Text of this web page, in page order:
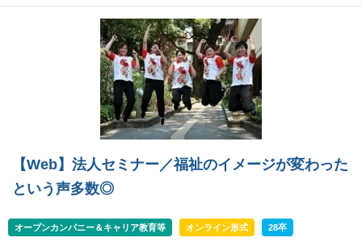
【Web】法人セミナー／福祉のイメージが変わった
という声多数◎
オープンカンパニー＆キャリア教育等 オンライン形式 28卒